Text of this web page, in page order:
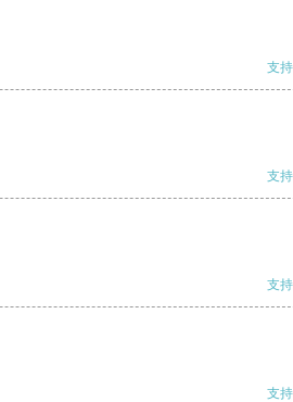
支持
支持
支持
支持